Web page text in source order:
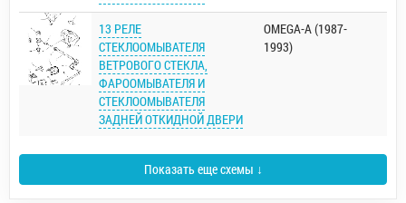
13 РЕЛЕ
СТЕКЛООМЫВАТЕЛЯ
ВЕТРОВОГО СТЕКЛА,
ФАРООМЫВАТЕЛЯ И
СТЕКЛООМЫВАТЕЛЯ
ЗАДНЕЙ ОТКИДНОЙ ДВЕРИ
OMEGA-A (1987-
1993)
Показать еще схемы ↓